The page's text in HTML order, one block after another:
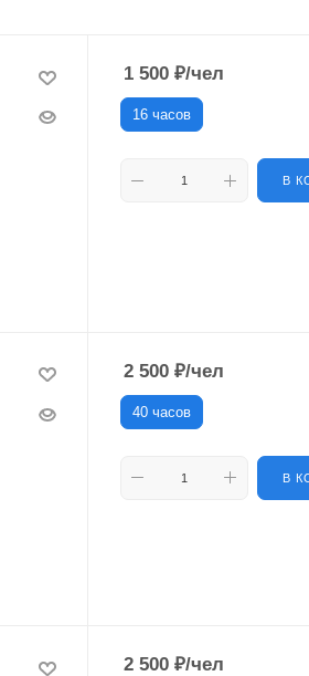
1 500 ₽/чел
16 часов
В
2 500 ₽/чел
40 часов
В
2 500 ₽/чел